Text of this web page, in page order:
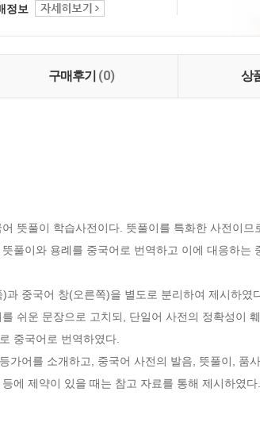
정보
구매후기 (0) 상
뜻풀이 학습사전이다. 뜻풀이를 특화한 사전이
풀이와 용례를 중국어로 번역하고 이에 대응하는
중국어 창(오른쪽)을 별도로 분리하여 제시하였
쉬운 문장으로 고치되, 단일어 사전의 정확성이
중국어로 번역하였다.
가어를 소개하고, 중국어 사전의 발음, 뜻풀이, 품
에 제약이 있을 때는 참고 자료를 통해 제시하였다.